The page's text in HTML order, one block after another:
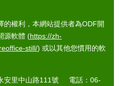
的權利，本網站提供者為ODF開
源軟體 (https://zh-
still/) 或以其他您慣用的軟
安里中山路111號 電話：06-